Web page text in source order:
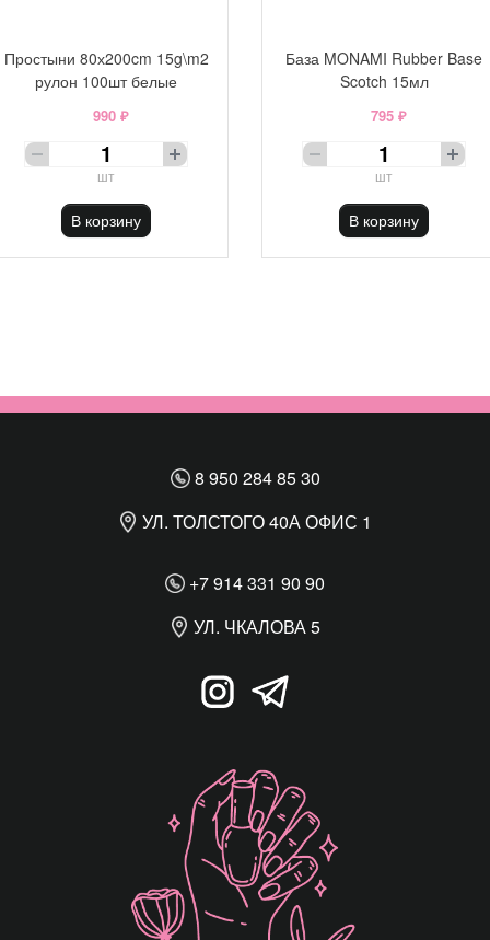
Простыни 80х200cm 15g\m2
рулон 100шт белые
990 ₽
шт
В корзину
База MONAMI Rubber Base
Scotch 15мл
795 ₽
шт
В корзину
8 950 284 85 30
УЛ. ТОЛСТОГО 40А ОФИС 1
+7 914 331 90 90
УЛ. ЧКАЛОВА 5